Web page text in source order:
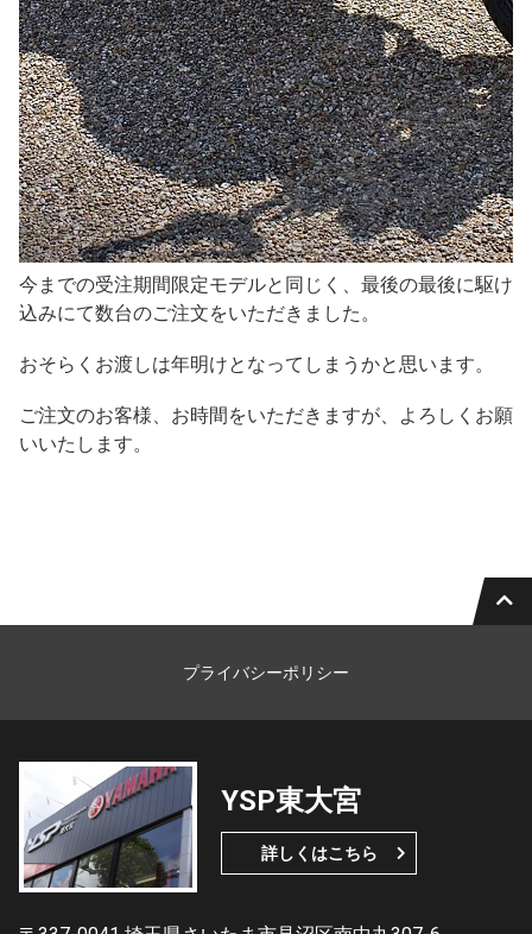
今までの受注期間限定モデルと同じく、最後の最後に駆け
込みにて数台のご注文をいただきました。
おそらくお渡しは年明けとなってしまうかと思います。
ご注文のお客様、お時間をいただきますが、よろしくお願
いいたします。
プライバシーポリシー
YSP東大宮
詳しくはこちら